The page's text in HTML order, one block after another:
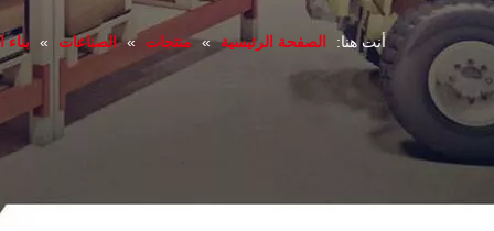
أنت هنا: الصفحة الرئيسية » منتجات » الصناعات »